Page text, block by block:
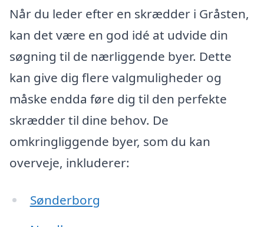
Når du leder efter en skrædder i Gråsten,
kan det være en god idé at udvide din
søgning til de nærliggende byer. Dette
kan give dig flere valgmuligheder og
måske endda føre dig til den perfekte
skrædder til dine behov. De
omkringliggende byer, som du kan
overveje, inkluderer:
Sønderborg